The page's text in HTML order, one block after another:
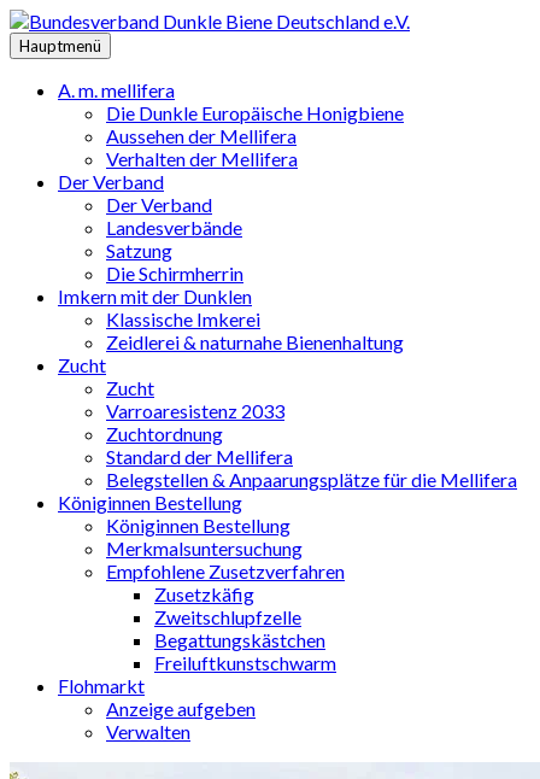
Zum
Inhalt
springen
Hauptmenü
A. m. mellifera
Die Dunkle Europäische Honigbiene
Aussehen der Mellifera
Verhalten der Mellifera
Der Verband
Der Verband
Landesverbände
Satzung
Die Schirmherrin
Imkern mit der Dunklen
Klassische Imkerei
Zeidlerei & naturnahe Bienenhaltung
Zucht
Zucht
Varroaresistenz 2033
Zuchtordnung
Standard der Mellifera
Belegstellen & Anpaarungsplätze für die Mellifera
Königinnen Bestellung
Königinnen Bestellung
Merkmalsuntersuchung
Empfohlene Zusetzverfahren
Zusetzkäfig
Zweitschlupfzelle
Begattungskästchen
Freiluftkunstschwarm
Flohmarkt
Anzeige aufgeben
Verwalten